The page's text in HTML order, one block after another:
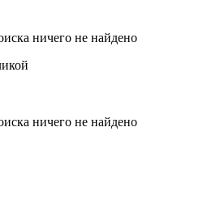
ничего не найдено
ничего не найдено